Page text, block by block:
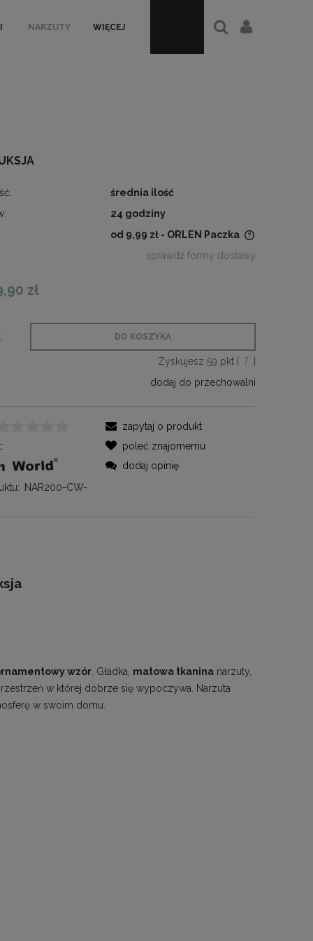
NARZUTY WIĘCEJ
średnia ilość
24 godziny
od 9,99 zł - ORLEN Paczka
sprawdź formy dostawy
zł
DO KOSZYKA
Zyskujesz 59 pkt [ ? ]
dodaj do przechowalni
NAR200-CW-
zapytaj o produkt
poleć znajomemu
dodaj opinię
wzór . Gładka, matowa tkanina narzuty,
w której dobrze się wypoczywa. Narzuta
w swoim domu.